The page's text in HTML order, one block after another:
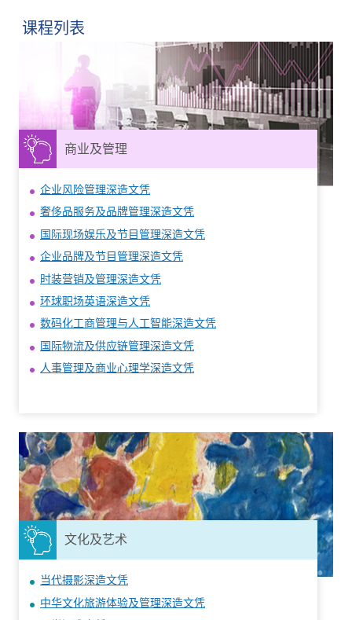
课程列表
商业及管理
企业风险管理深造文凭
奢侈品服务及品牌管理深造文凭
国际现场娱乐及节目管理深造文凭
企业品牌及节目管理深造文凭
时装营销及管理深造文凭
环球职场英语深造文凭
数码化工商管理与人工智能深造文凭
国际物流及供应链管理深造文凭
人事管理及商业心理学深造文凭
文化及艺术
当代摄影深造文凭
中华文化旅游体验及管理深造文凭